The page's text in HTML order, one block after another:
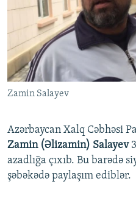
Zamin Salayev
Azərbaycan Xalq Cəbhəsi
Zamin (Əlizamin) Salayev
azadlığa çıxıb. Bu barədə
şəbəkədə paylaşım ediblər.